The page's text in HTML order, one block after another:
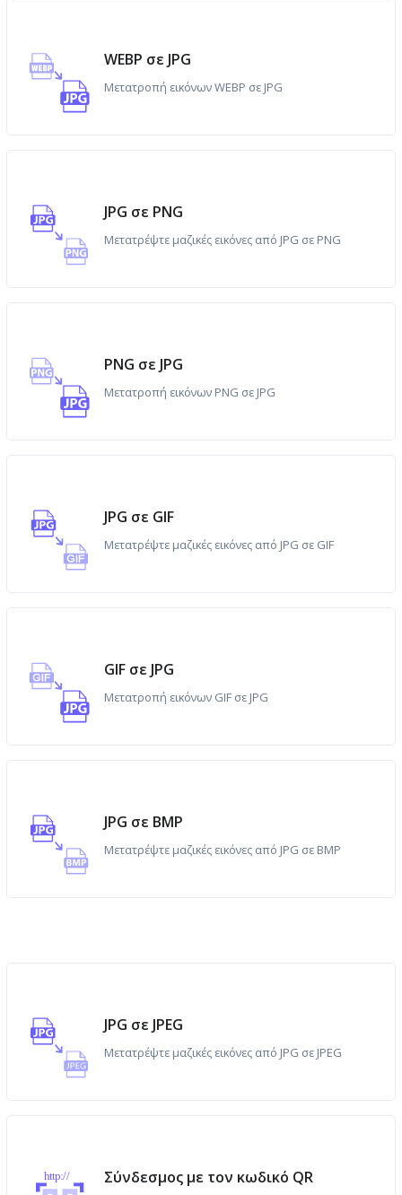
WEBP σε JPG
Μετατροπή εικόνων WEBP σε JPG
JPG σε PNG
Μετατρέψτε μαζικές εικόνες από JPG σε PNG
PNG σε JPG
Μετατροπή εικόνων PNG σε JPG
JPG σε GIF
Μετατρέψτε μαζικές εικόνες από JPG σε GIF
GIF σε JPG
Μετατροπή εικόνων GIF σε JPG
JPG σε BMP
Μετατρέψτε μαζικές εικόνες από JPG σε BMP
JPG σε JPEG
Μετατρέψτε μαζικές εικόνες από JPG σε JPEG
http:// Σύνδεσμος με τον κωδικό QR